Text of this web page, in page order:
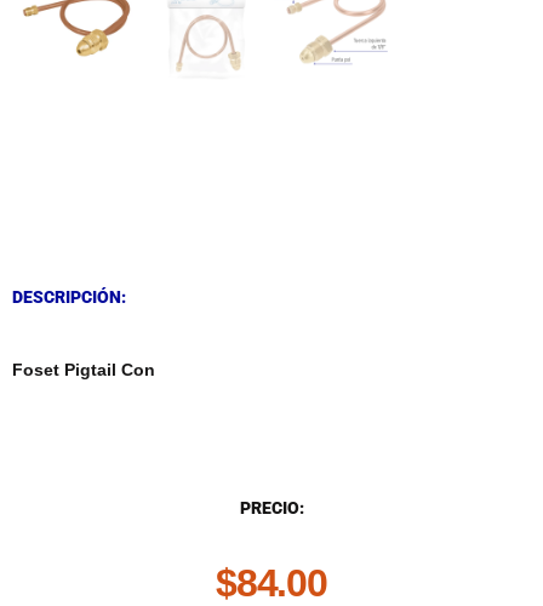
DESCRIPCIÓN:
Foset Pigtail Con
PRECIO:
$84.00